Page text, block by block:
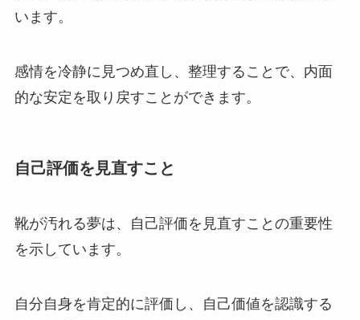
います。
感情を冷静に見つめ直し、整理することで、内面
的な安定を取り戻すことができます。
自己評価を見直すこと
靴が汚れる夢は、自己評価を見直すことの重要性
を示しています。
自分自身を肯定的に評価し、自己価値を認識する